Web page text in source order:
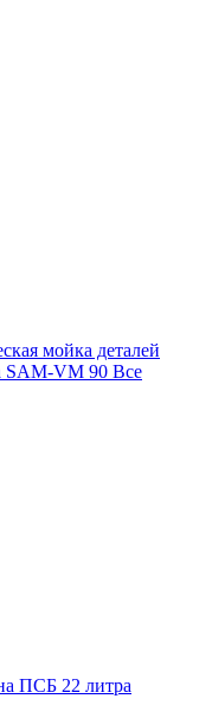
мойка деталей
SAM-VM 90 Все
ПСБ 22 литра